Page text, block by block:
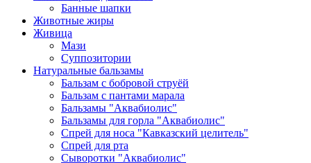
Банные шапки
Животные жиры
Живица
Мази
Суппозитории
Натуральные бальзамы
Бальзам с бобровой струёй
Бальзам с пантами марала
Бальзамы "Аквабиолис"
Бальзамы для горла "Аквабиолис"
Спрей для носа "Кавказский целитель"
Спрей для рта
Сыворотки "Аквабиолис"